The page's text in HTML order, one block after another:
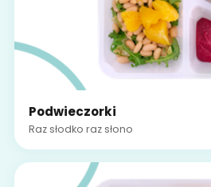
Podwieczorki
Raz słodko raz słono